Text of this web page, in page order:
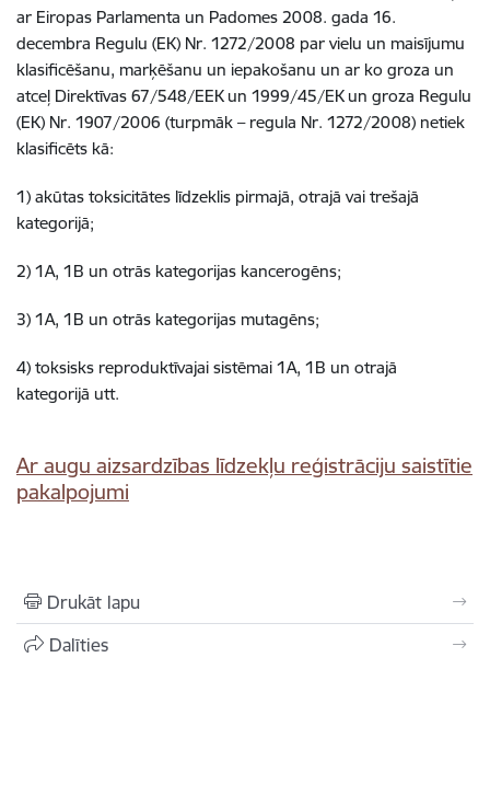
ar Eiropas Parlamenta un Padomes 2008. gada 16.
decembra Regulu (EK) Nr. 1272/2008 par vielu un maisījumu
klasificēšanu, marķēšanu un iepakošanu un ar ko groza un
atceļ Direktīvas 67/548/EEK un 1999/45/EK un groza Regulu
(EK) Nr. 1907/2006 (turpmāk – regula Nr. 1272/2008) netiek
klasificēts kā:
1) akūtas toksicitātes līdzeklis pirmajā, otrajā vai trešajā
kategorijā;
2) 1A, 1B un otrās kategorijas kancerogēns;
3) 1A, 1B un otrās kategorijas mutagēns;
4) toksisks reproduktīvajai sistēmai 1A, 1B un otrajā
kategorijā utt.
Ar augu aizsardzības līdzekļu reģistrāciju saistītie
pakalpojumi
Drukāt lapu
Dalīties